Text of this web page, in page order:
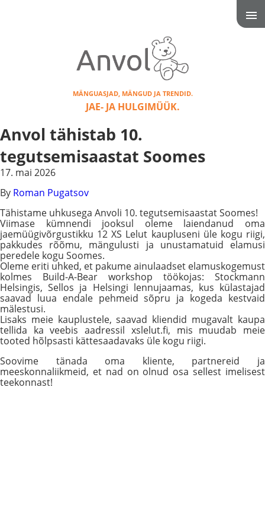
MÄNGUASJAD, MÄNGUD JA TRENDID.
JAE- JA HULGIMÜÜK.
Anvol tähistab 10.
tegutsemisaastat Soomes
17. mai 2026
By Roman Pugatsov
Tähistame uhkusega Anvoli 10. tegutsemisaastat Soomes!
Viimase kümnendi jooksul oleme laiendanud oma
jaemüügivõrgustikku 12 XS Lelut kaupluseni üle kogu riigi,
pakkudes rõõmu, mängulusti ja unustamatuid elamusi
peredele kogu Soomes.
Oleme eriti uhked, et pakume ainulaadset elamuskogemust
kolmes Build-A-Bear workshop töökojas: Stockmann
Helsingis, Sellos ja Helsingi lennujaamas, kus külastajad
saavad luua endale pehmeid sõpru ja kogeda kestvaid
mälestusi.
Lisaks meie kauplustele, saavad kliendid mugavalt kaupa
tellida ka veebis aadressil xslelut.fi, mis muudab meie
tooted hõlpsasti kättesaadavaks üle kogu riigi.
Soovime tänada oma kliente, partnereid ja
meeskonnaliikmeid, et nad on olnud osa sellest imelisest
teekonnast!